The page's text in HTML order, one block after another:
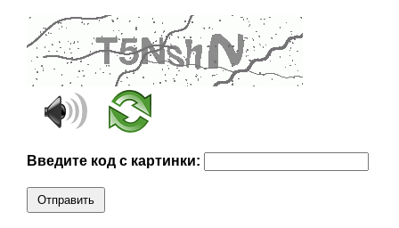
Введите код с картинки:
Отправить